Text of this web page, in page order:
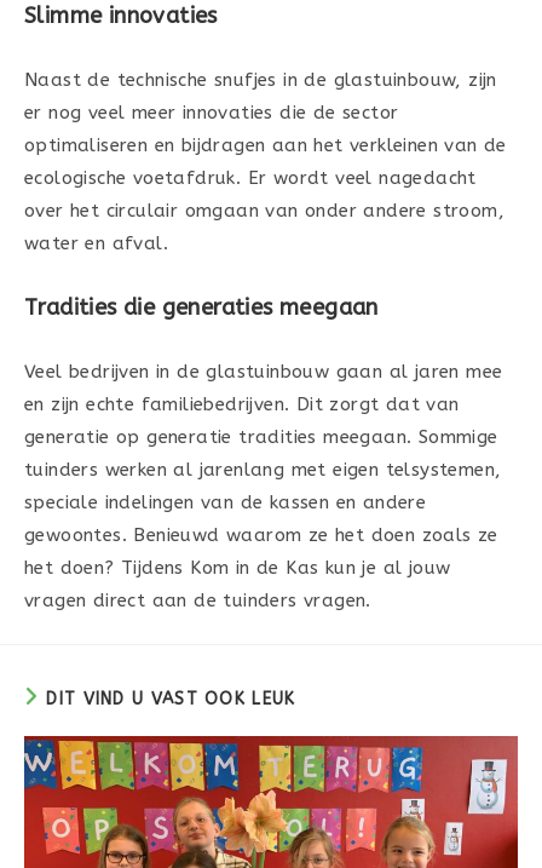
Slimme innovaties
Naast de technische snufjes in de glastuinbouw, zijn
er nog veel meer innovaties die de sector
optimaliseren en bijdragen aan het verkleinen van de
ecologische voetafdruk. Er wordt veel nagedacht
over het circulair omgaan van onder andere stroom,
water en afval.
Tradities die generaties meegaan
Veel bedrijven in de glastuinbouw gaan al jaren mee
en zijn echte familiebedrijven. Dit zorgt dat van
generatie op generatie tradities meegaan. Sommige
tuinders werken al jarenlang met eigen telsystemen,
speciale indelingen van de kassen en andere
gewoontes. Benieuwd waarom ze het doen zoals ze
het doen? Tijdens Kom in de Kas kun je al jouw
vragen direct aan de tuinders vragen.
DIT VIND U VAST OOK LEUK